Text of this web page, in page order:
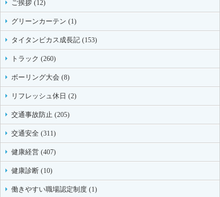
ご挨拶 (12)
グリーンカーテン (1)
タイタンビカス成長記 (153)
トラック (260)
ボーリング大会 (8)
リフレッシュ休日 (2)
交通事故防止 (205)
交通安全 (311)
健康経営 (407)
健康診断 (10)
働きやすい職場認定制度 (1)